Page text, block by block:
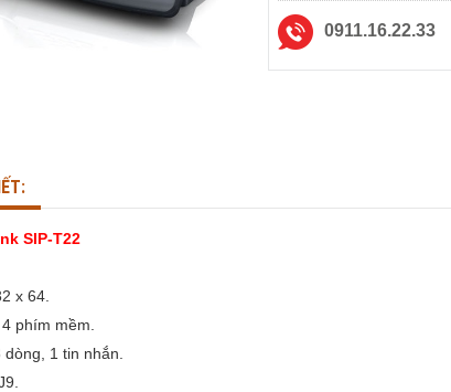
Tổng Đài IP Dinstar UC200
0911.16.22.33
SIP-T22
x 64.
phím mềm.
1 tin nhắn.